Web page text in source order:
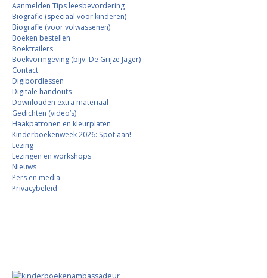
Aanmelden Tips leesbevordering
Biografie (speciaal voor kinderen)
Biografie (voor volwassenen)
Boeken bestellen
Boektrailers
Boekvormgeving (bijv. De Grijze Jager)
Contact
Digibordlessen
Digitale handouts
Downloaden extra materiaal
Gedichten (video’s)
Haakpatronen en kleurplaten
Kinderboekenweek 2026: Spot aan!
Lezing
Lezingen en workshops
Nieuws
Pers en media
Privacybeleid